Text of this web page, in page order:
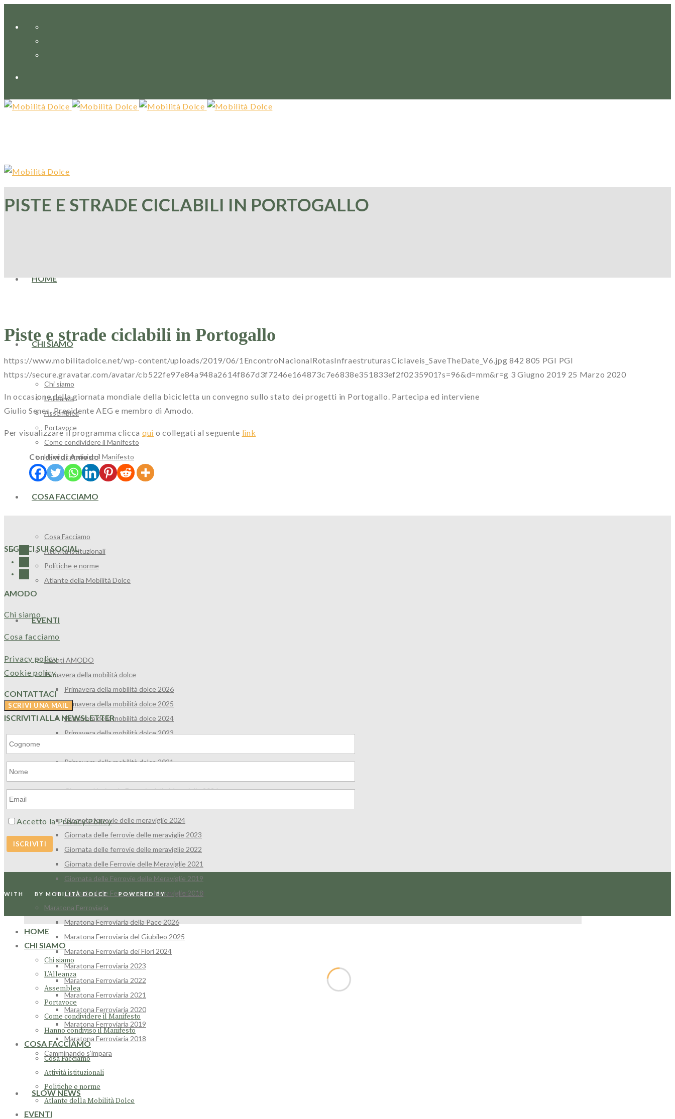
HOME
CHI SIAMO
Chi siamo
L’Alleanza
Assemblea
Portavoce
Come condividere il Manifesto
Hanno condiviso il Manifesto
COSA FACCIAMO
Cosa Facciamo
Attività istituzionali
Politiche e norme
Atlante della Mobilità Dolce
EVENTI
Eventi AMODO
Primavera della mobilità dolce
Primavera della mobilità dolce 2026
Primavera della mobilità dolce 2025
Primavera della mobilità dolce 2024
Primavera della mobilità dolce 2023
Primavera della mobilità dolce 2021
Giornata Nazionale Ferrovie delle Meraviglie 2026
Giornata ferrovie delle meraviglie 2024
Giornata delle ferrovie delle meraviglie 2023
Giornata delle ferrovie delle meraviglie 2022
Giornata delle Ferrovie delle Meraviglie 2021
Giornata delle Ferrovie delle Meraviglie 2019
Giornata delle Ferrovie delle Meraviglie 2018
Maratona Ferroviaria
Maratona Ferroviaria della Pace 2026
Maratona Ferroviaria del Giubileo 2025
Maratona Ferroviaria dei Fiori 2024
Maratona Ferroviaria 2023
Maratona Ferroviaria 2022
Maratona Ferroviaria 2021
Maratona Ferroviaria 2020
Maratona Ferroviaria 2019
Maratona Ferroviaria 2018
Camminando s’impara
SLOW NEWS
PISTE E STRADE CICLABILI IN PORTOGALLO
Piste e strade ciclabili in Portogallo
https://www.mobilitadolce.net/wp-content/uploads/2019/06/1EncontroNacionalRotasInfraestruturasCiclaveis_SaveTheDate_V6.jpg 842 805 PGI PGI
https://secure.gravatar.com/avatar/cb522fe97e84a948a2614f867d3f7246e164873c7e6838e351833ef2f0235901?s=96&d=mm&r=g 3 Giugno 2019 25 Marzo 2020
In occasione della giornata mondiale della bicicletta un convegno sullo stato dei progetti in Portogallo. Partecipa ed interviene
Giulio Senes, Presidente AEG e membro di Amodo.
Per visualizzare il programma clicca qui o collegati al seguente link
Condividi Amodo
SEGUICI SUI SOCIAL
AMODO
Chi siamo
Cosa facciamo
Privacy policy
Cookie policy
CONTATTACI
ISCRIVITI ALLA NEWSLETTER
Accetto laPrivacy Policy
WITH BY MOBILITÀ DOLCE POWERED BYWORDLIFT
HOME
CHI SIAMO
Chi siamo
L’Alleanza
Assemblea
Portavoce
Come condividere il Manifesto
Hanno condiviso il Manifesto
COSA FACCIAMO
Cosa Facciamo
Attività istituzionali
Politiche e norme
Atlante della Mobilità Dolce
EVENTI